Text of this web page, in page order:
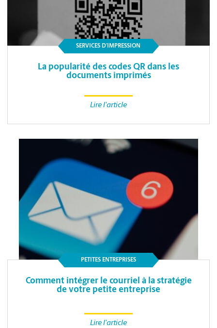
SERVICES D’IMPRESSION
La popularité des codes QR dans les
documents imprimés
Lire l'article
PETITES ENTREPRISES
Comment intégrer le courriel à la stratégie
de votre petite entreprise
Lire l'article